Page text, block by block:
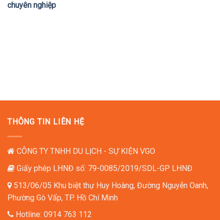
chuyên nghiệp
THÔNG TIN LIÊN HỆ
CÔNG TY TNHH DU LỊCH - SỰ KIỆN VGO
Giấy phép LHNĐ số: 79-0085/2019/SDL-GP LHNĐ
513/06/05 Khu biệt thự Huy Hoàng, Đường Nguyễn Oanh,
Phường Gò Vấp, TP. Hồ Chí Minh
Hotline: 0914 763 112